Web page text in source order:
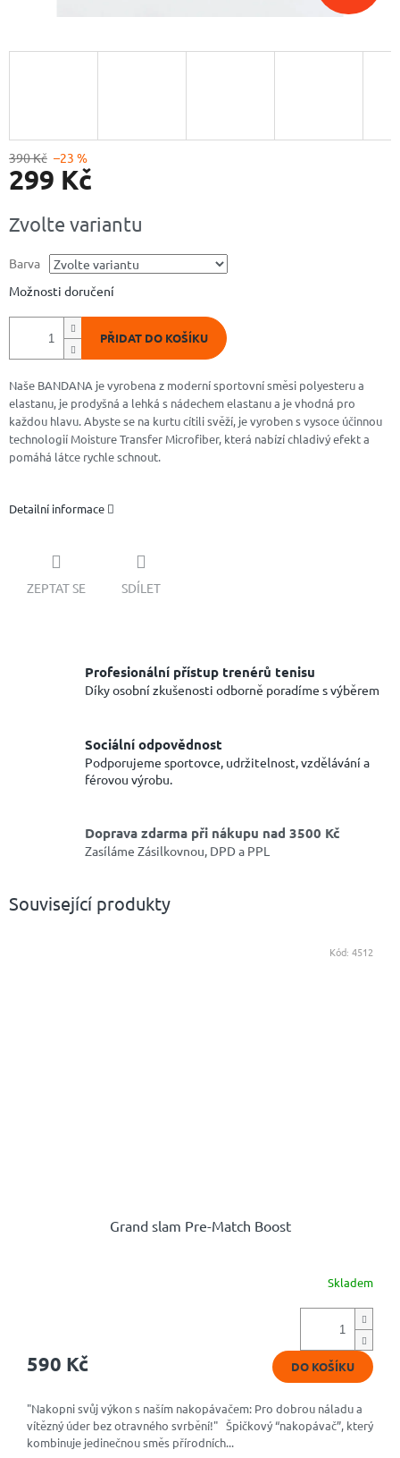
390 Kč –23 %
299 Kč
cena:
Zvolte variantu
Barva
Možnosti doručení
PŘIDAT DO KOŠÍKU
Naše BANDANA je vyrobena z moderní sportovní směsi polyesteru a
elastanu, je prodyšná a lehká s nádechem elastanu a je vhodná pro
každou hlavu. Abyste se na kurtu cítili svěží, je vyroben s vysoce účinnou
technologií Moisture Transfer Microfiber, která nabízí chladivý efekt a
pomáhá látce rychle schnout.
Detailní informace
ZEPTAT SE SDÍLET
Profesionální přístup trenérů tenisu
Díky osobní zkušenosti odborně poradíme s výběrem
Sociální odpovědnost
Podporujeme sportovce, udržitelnost, vzdělávání a
férovou výrobu.
Doprava zdarma při nákupu nad 3500 Kč
Zasíláme Zásilkovnou, DPD a PPL
Související produkty
Grand slam Pre-Match Boost
z
hvězdiček.
Skladem
590 Kč DO KOŠÍKU
"Nakopni svůj výkon s naším nakopávačem: Pro dobrou náladu a
vítězný úder bez otravného svrbění!" Špičkový “nakopávač”, který
kombinuje jedinečnou směs přírodních...
Kód: 4512